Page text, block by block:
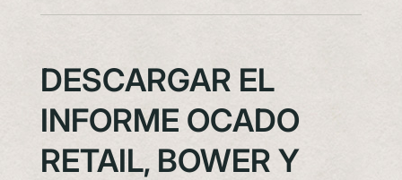
DESCARGAR EL
INFORME OCADO
RETAIL, BOWER Y